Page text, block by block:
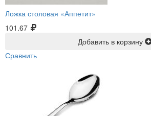
Ложка столовая «Аппетит»
101.67
Добавить в корзину
Сравнить